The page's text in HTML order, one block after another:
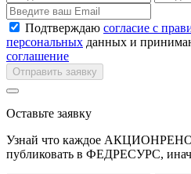
Подтверждаю согласие с
персональных данных и
соглашение
Отправить заявку
Оставьте заявку
Узнай что каждое
публиковать в ФЕДРЕСУРС,